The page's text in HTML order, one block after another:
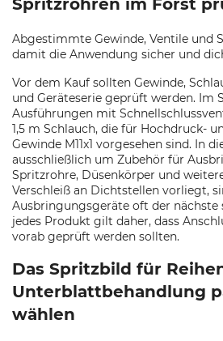
Spritzrohren im Forst
Abgestimmte Gewinde, Ventile und
damit die Anwendung sicher und
Vor dem Kauf sollten Gewinde,
und Geräteserie geprüft werden. Im
Ausführungen mit
1,5 m Schlauch, die für Hochdruck-
Gewinde M11x1 vorgesehen sind. In
ausschließlich um Zubehör für
Spritzrohre, Düsenkörper und
Verschleiß an Dichtstellen vorliegt,
Ausbringungsgeräte oft der nächste
jedes Produkt gilt daher, dass
vorab geprüft werden sollten.
Das Spritzbild für
Unterblattbehandlung
wählen